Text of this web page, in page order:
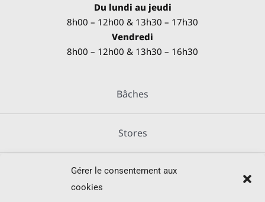
Gérer le consentement aux
cookies
Du lundi au jeudi
8h00 – 12h00 & 13h30 – 17h30
Vendredi
8h00 – 12h00 & 13h30 – 16h30
Bâches
Stores
Métallerie